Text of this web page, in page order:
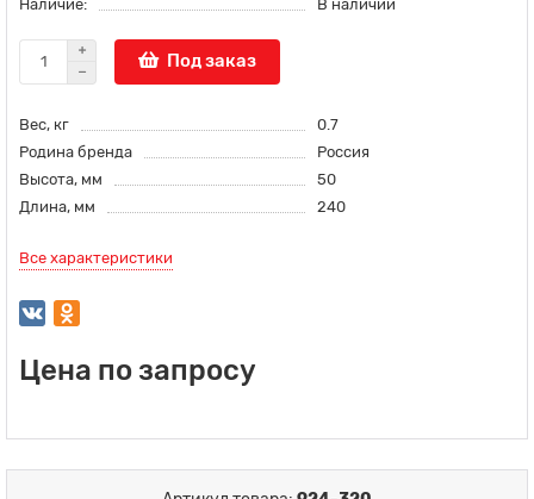
Наличие:
В наличии
Под заказ
Вес, кг
0.7
Родина бренда
Россия
Высота, мм
50
Длина, мм
240
Все характеристики
Цена по запросу